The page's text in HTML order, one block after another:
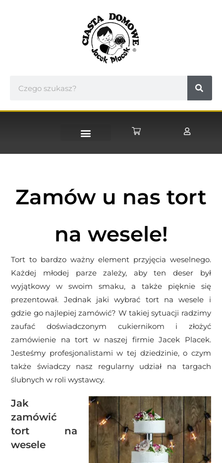
Zamów u nas tort
na wesele!
Tort to bardzo ważny element przyjęcia weselnego.
Każdej młodej parze zależy, aby ten deser był
wyjątkowy w swoim smaku, a także pięknie się
prezentował. Jednak jaki wybrać tort na wesele i
gdzie go najlepiej zamówić? W takiej sytuacji radzimy
zaufać doświadczonym cukiernikom i złożyć
zamówienie na tort w naszej firmie Jacek Placek.
Jesteśmy profesjonalistami w tej dziedzinie, o czym
także świadczy nasz regularny udział na targach
ślubnych w roli wystawcy.
Jak
zamówić
tort na
wesele